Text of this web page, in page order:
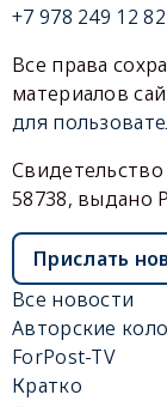
+7 978 249 12 82
Все права
материалов
для
58738, выдано
Прислать
Все новости
Авторские
ForPost-TV
Кратко